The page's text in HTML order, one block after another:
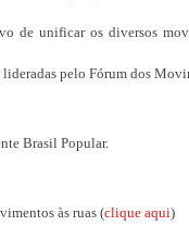
de unificar os diversos
pelo Fórum dos
Brasil Popular.
às ruas (clique aqui)